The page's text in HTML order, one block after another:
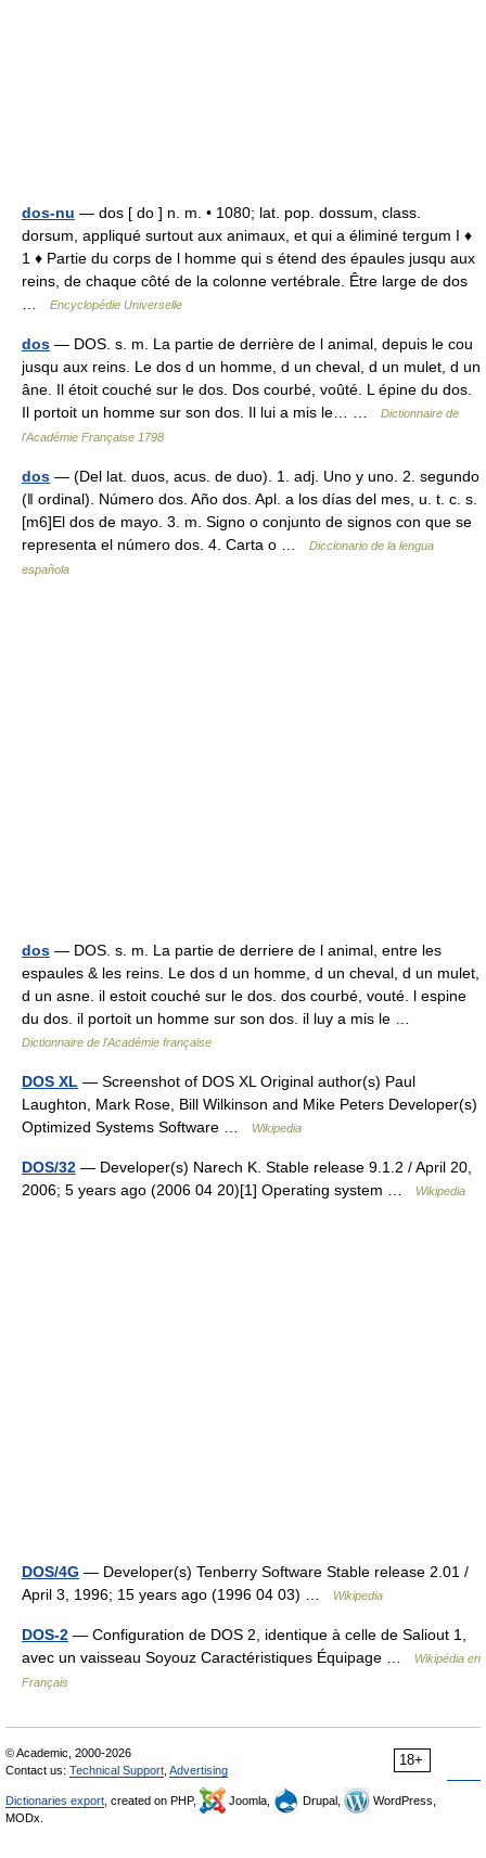
dos-nu — dos [ do ] n. m. • 1080; lat. pop. dossum, class.
dorsum, appliqué surtout aux animaux, et qui a éliminé tergum I ♦
1 ♦ Partie du corps de l homme qui s étend des épaules jusqu aux
reins, de chaque côté de la colonne vertébrale. Être large de dos
Encyclopédie Universelle
dos — DOS. s. m. La partie de derrière de l animal, depuis le cou
jusqu aux reins. Le dos d un homme, d un cheval, d un mulet, d un
âne. Il étoit couché sur le dos. Dos courbé, voûté. L épine du dos.
Il portoit un homme sur son dos. Il lui a mis le… …
Dictionnaire de
l'Académie Française 1798
dos — (Del lat. duos, acus. de duo). 1. adj. Uno y uno. 2. segundo
(ǁ ordinal). Número dos. Año dos. Apl. a los días del mes, u. t. c. s.
[m6]El dos de mayo. 3. m. Signo o conjunto de signos con que se
representa el número dos. 4. Carta o …
Diccionario de la lengua
española
dos — DOS. s. m. La partie de derriere de l animal, entre les
espaules & les reins. Le dos d un homme, d un cheval, d un mulet,
d un asne. il estoit couché sur le dos. dos courbé, vouté. l espine
du dos. il portoit un homme sur son dos. il luy a mis le …
Dictionnaire de l'Académie française
DOS XL — Screenshot of DOS XL Original author(s) Paul
Laughton, Mark Rose, Bill Wilkinson and Mike Peters Developer(s)
Optimized Systems Software …
Wikipedia
DOS/32 — Developer(s) Narech K. Stable release 9.1.2 / April 20,
2006; 5 years ago (2006 04 20)[1] Operating system …
Wikipedia
DOS/4G — Developer(s) Tenberry Software Stable release 2.01 /
April 3, 1996; 15 years ago (1996 04 03) …
Wikipedia
DOS-2 — Configuration de DOS 2, identique à celle de Saliout 1,
avec un vaisseau Soyouz Caractéristiques Équipage …
Wikipédia en
Français
18+
© Academic, 2000-2026
Contact us: Technical Support Advertising
Dictionaries export , created on PHP, Joomla, Drupal,
WordPress,
MODx.